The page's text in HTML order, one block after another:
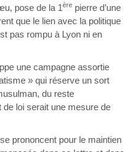
pose de la 1èrepierre d’une
que le lien avec la politique
pas rompu à Lyon ni en
une campagne assortie
» qui réserve un sort
du reste
loi serait une mesure de
prononcent pour le maintien